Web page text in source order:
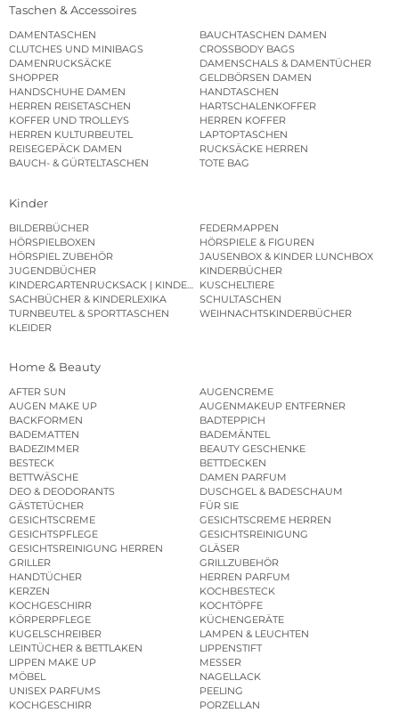
Taschen & Accessoires
DAMENTASCHEN
BAUCHTASCHEN DAMEN
CLUTCHES UND MINIBAGS
CROSSBODY BAGS
DAMENRUCKSÄCKE
DAMENSCHALS & DAMENTÜCHER
SHOPPER
GELDBÖRSEN DAMEN
HANDSCHUHE DAMEN
HANDTASCHEN
HERREN REISETASCHEN
HARTSCHALENKOFFER
KOFFER UND TROLLEYS
HERREN KOFFER
HERREN KULTURBEUTEL
LAPTOPTASCHEN
REISEGEPÄCK DAMEN
RUCKSÄCKE HERREN
BAUCH- & GÜRTELTASCHEN
TOTE BAG
Kinder
BILDERBÜCHER
FEDERMAPPEN
HÖRSPIELBOXEN
HÖRSPIELE & FIGUREN
HÖRSPIEL ZUBEHÖR
JAUSENBOX & KINDER LUNCHBOX
JUGENDBÜCHER
KINDERBÜCHER
KINDERGARTENRUCKSACK | KINDERGARTENBEUTEL
KUSCHELTIERE
SACHBÜCHER & KINDERLEXIKA
SCHULTASCHEN
TURNBEUTEL & SPORTTASCHEN
WEIHNACHTSKINDERBÜCHER
KLEIDER
Home & Beauty
AFTER SUN
AUGENCREME
AUGEN MAKE UP
AUGENMAKEUP ENTFERNER
BACKFORMEN
BADTEPPICH
BADEMATTEN
BADEMÄNTEL
BADEZIMMER
BEAUTY GESCHENKE
BESTECK
BETTDECKEN
BETTWÄSCHE
DAMEN PARFUM
DEO & DEODORANTS
DUSCHGEL & BADESCHAUM
GÄSTETÜCHER
FÜR SIE
GESICHTSCREME
GESICHTSCREME HERREN
GESICHTSPFLEGE
GESICHTSREINIGUNG
GESICHTSREINIGUNG HERREN
GLÄSER
GRILLER
GRILLZUBEHÖR
HANDTÜCHER
HERREN PARFUM
KERZEN
KOCHBESTECK
KOCHGESCHIRR
KOCHTÖPFE
KÖRPERPFLEGE
KÜCHENGERÄTE
KUGELSCHREIBER
LAMPEN & LEUCHTEN
LEINTÜCHER & BETTLAKEN
LIPPENSTIFT
LIPPEN MAKE UP
MESSER
MÖBEL
NAGELLACK
UNISEX PARFUMS
PEELING
KOCHGESCHIRR
PORZELLAN